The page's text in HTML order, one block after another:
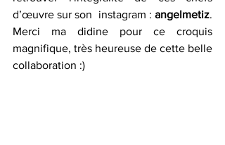
d’œuvre sur son  instagram : angelmetiz.
Merci ma didine pour ce croquis
magnifique, très heureuse de cette belle
collaboration :)